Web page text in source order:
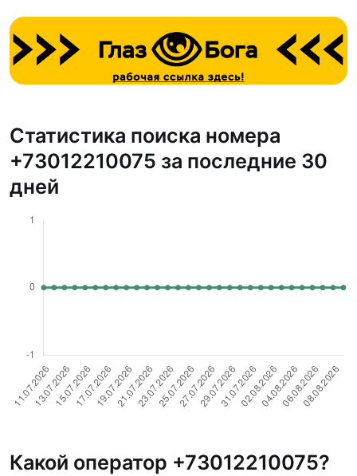
Статистика поиска номера
+73012210075 за последние 30
дней
Какой оператор +73012210075?